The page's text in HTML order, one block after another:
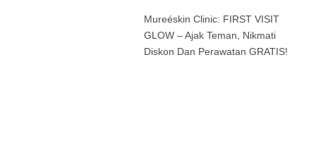
Mureéskin Clinic: FIRST VISIT
GLOW – Ajak Teman, Nikmati
Diskon Dan Perawatan GRATIS!